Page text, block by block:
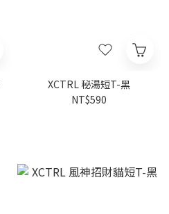
XCTRL 秘湯短T-黑
NT$590